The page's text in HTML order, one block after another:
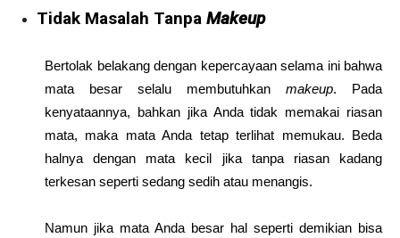
Tidak Masalah Tanpa Makeup
Bertolak belakang dengan kepercayaan selama ini bahwa
mata besar selalu membutuhkan makeup. Pada
kenyataannya, bahkan jika Anda tidak memakai riasan
mata, maka mata Anda tetap terlihat memukau. Beda
halnya dengan mata kecil jika tanpa riasan kadang
terkesan seperti sedang sedih atau menangis.
Namun jika mata Anda besar hal seperti demikian bisa